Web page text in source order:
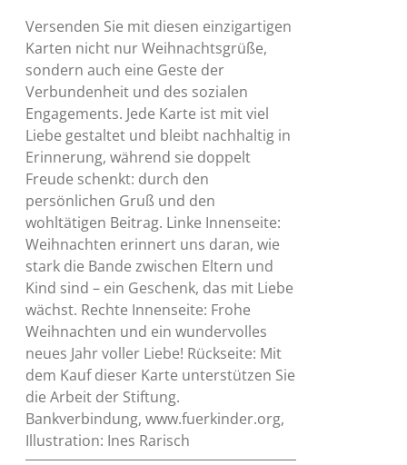
Versenden Sie mit diesen einzigartigen
Karten nicht nur Weihnachtsgrüße,
sondern auch eine Geste der
Verbundenheit und des sozialen
Engagements. Jede Karte ist mit viel
Liebe gestaltet und bleibt nachhaltig in
Erinnerung, während sie doppelt
Freude schenkt: durch den
persönlichen Gruß und den
wohltätigen Beitrag. Linke Innenseite:
Weihnachten erinnert uns daran, wie
stark die Bande zwischen Eltern und
Kind sind – ein Geschenk, das mit Liebe
wächst. Rechte Innenseite: Frohe
Weihnachten und ein wundervolles
neues Jahr voller Liebe! Rückseite: Mit
dem Kauf dieser Karte unterstützen Sie
die Arbeit der Stiftung.
Bankverbindung, www.fuerkinder.org,
Illustration: Ines Rarisch